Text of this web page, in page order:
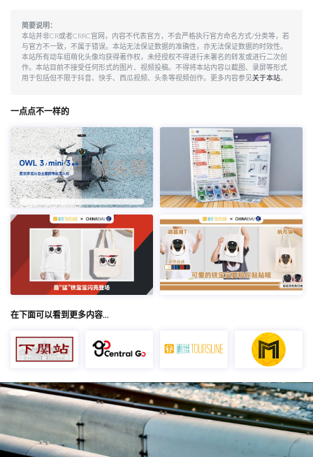
简要说明：
本站并非CR或者CRRC官网，内容不代表官方，不会严格执行官方命名方式/分类等，若
与官方不一致，不属于错误。本站无法保证数据的准确性，亦无法保证数据的时效性。
本站所有动车组萌化头像均获得著作权，未经授权不得进行未署名的转发或进行二次创
作。本站目前不接受任何形式的图片、视频投稿。不得将本站内容以截图、录屏等形式
用于包括但不限于抖音、快手、西瓜视频、头条等视频创作。更多内容参见关于本站。
一点点不一样的
在下面可以看到更多内容…